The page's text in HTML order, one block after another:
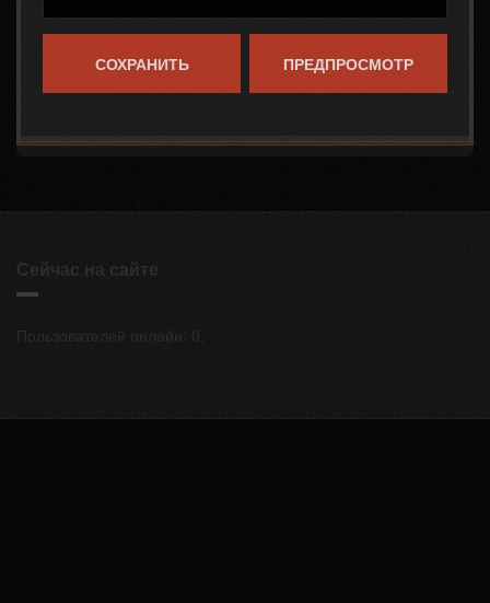
Сейчас на сайте
Пользователей онлайн: 0.